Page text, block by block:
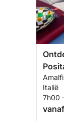
Italië
7h00